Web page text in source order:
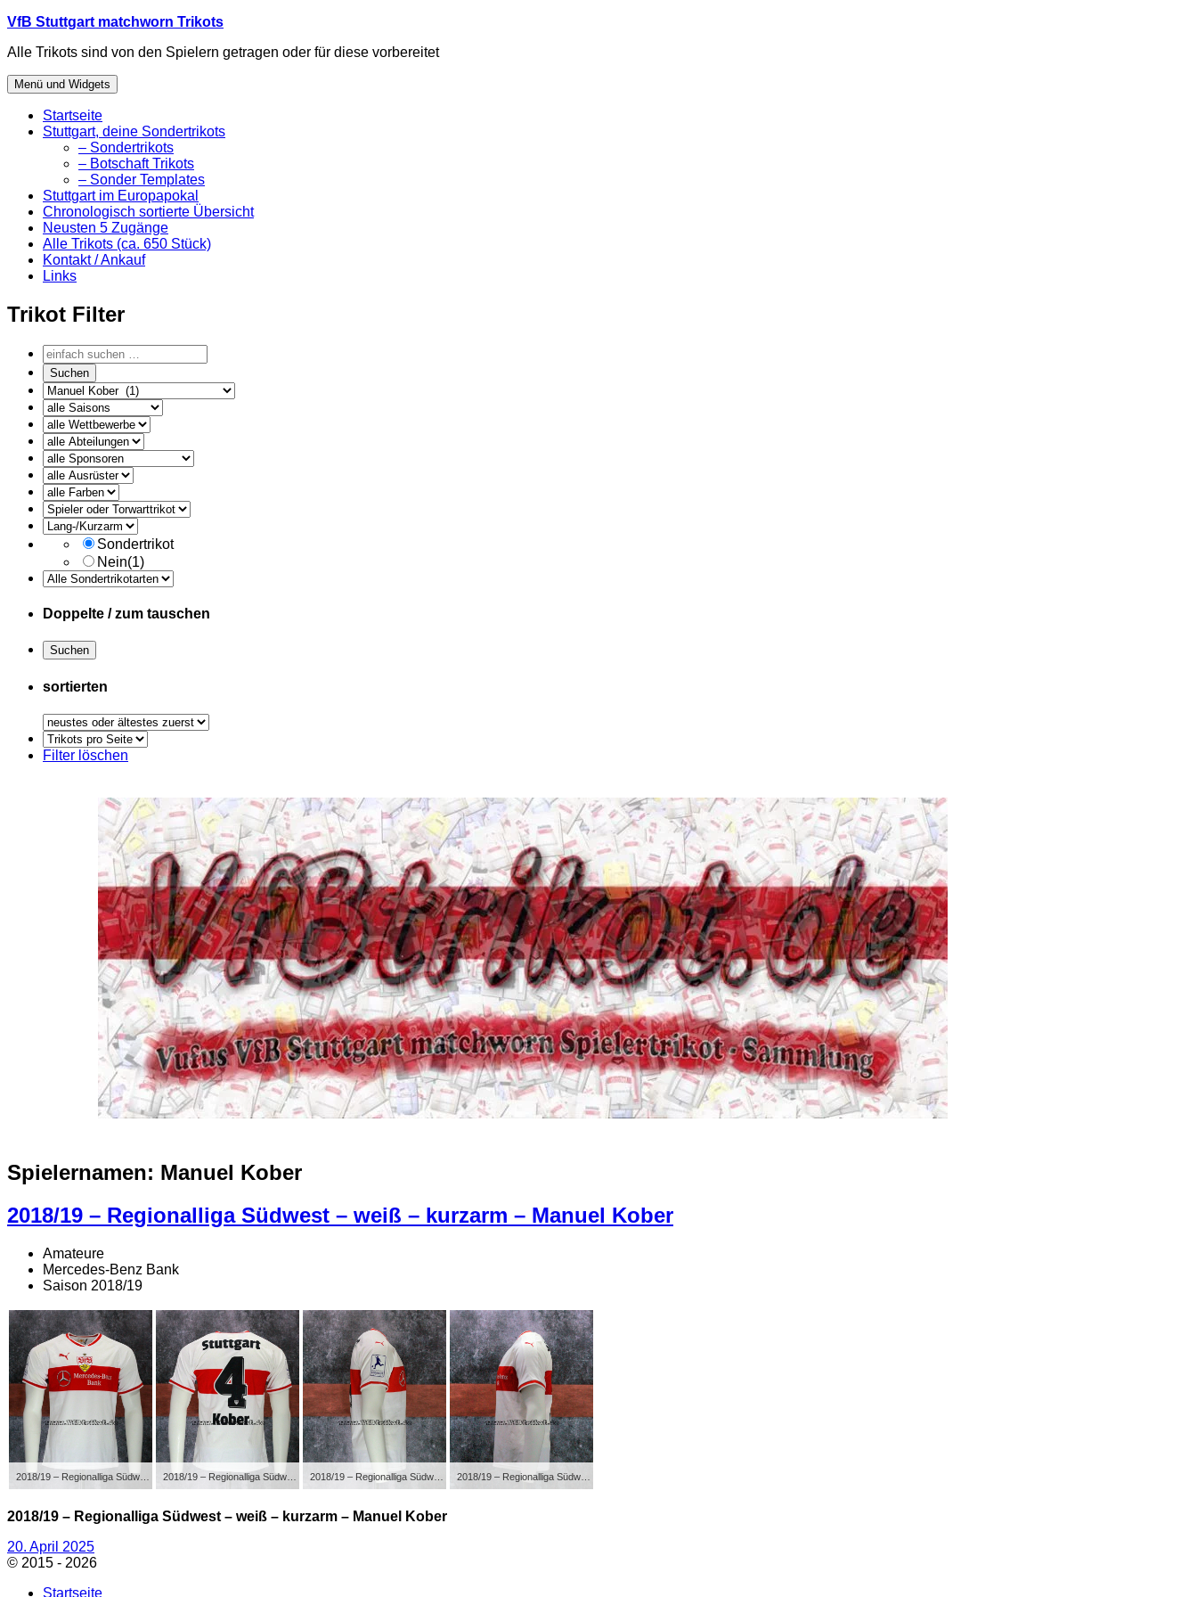
Zum
springen
VfB Stuttgart matchworn Trikots
Alle Trikots sind von den Spielern getragen oder für diese vorbereitet
Menü und Widgets
Startseite
Stuttgart, deine Sondertrikots
– Sondertrikots
– Botschaft Trikots
– Sonder Templates
Stuttgart im Europapokal
Chronologisch sortierte Übersicht
Neusten 5 Zugänge
Alle Trikots (ca. 650 Stück)
Kontakt / Ankauf
Links
Trikot Filter
alle
Ausruester
Sondertrikot
Nein(1)
Doppelte / zum tauschen
sortierten
Trikots
pro
Filter löschen
Spielernamen: Manuel Kober
2018/19 – Regionalliga Südwest – weiß – kurzarm – Manuel Kober
Amateure
Mercedes-Benz Bank
Saison 2018/19
2018/19 – Regionalliga Südwest – weiß – kurzarm – Manuel Kober
Veröffentlicht
am
20. April 2025
© 2015 - 2026
Startseite